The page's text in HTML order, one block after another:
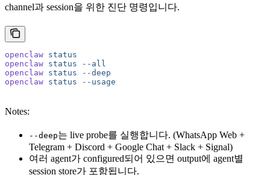
channel과 session을 위한 진단 명령입니다.
openclaw status
openclaw status --all
openclaw status --deep
openclaw status --usage
Notes:
--deep는 live probe를 실행합니다. (WhatsApp Web +
Telegram + Discord + Google Chat + Slack + Signal)
여러 agent가 configured되어 있으면 output에 agent별
session store가 포함됩니다.